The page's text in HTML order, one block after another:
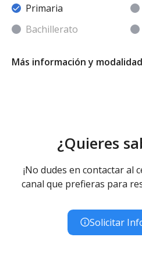
Primaria
Bachillerato
Más información y
Educación Especial
Educación Especial
¿Quieres
¡No dudes en contactar al
canal que prefieras para
Solicitar